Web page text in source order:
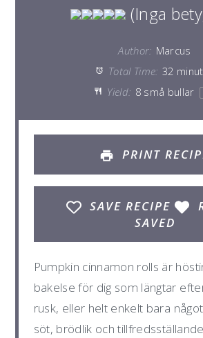
(Inga
Author: Marcus
Total Time: 32
Yield: 8 små bullar
PRINT
SAVE RECIPE
SAVED
Pumpkin cinnamon rolls är
bakelse för dig som längtar
rusk, eller helt enkelt bara
söt, brödlik och